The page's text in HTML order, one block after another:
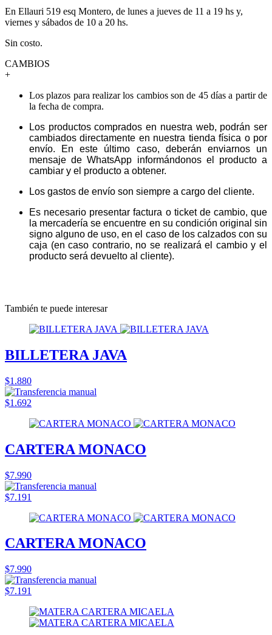
En Ellauri 519 esq Montero, de lunes a jueves de 11 a 19 hs y,
viernes y sábados de 10 a 20 hs.
Sin costo.
CAMBIOS
+
Los plazos para realizar los cambios son de 45 días a partir de
la fecha de compra.
Los productos comprados en nuestra web, podrán ser
cambiados directamente en nuestra tienda física o por
envío. En este último caso, deberán enviarnos un
mensaje de WhatsApp informándonos el producto a
cambiar y el producto a obtener.
Los gastos de envío son siempre a cargo del cliente.
Es necesario presentar factura o ticket de cambio, que
la mercadería se encuentre en su condición original sin
signo alguno de uso, en el caso de los calzados con su
caja (en caso contrario, no se realizará el cambio y el
producto será devuelto al cliente).
También te puede interesar
BILLETERA JAVA
$1.880
$1.692
CARTERA MONACO
$7.990
$7.191
CARTERA MONACO
$7.990
$7.191